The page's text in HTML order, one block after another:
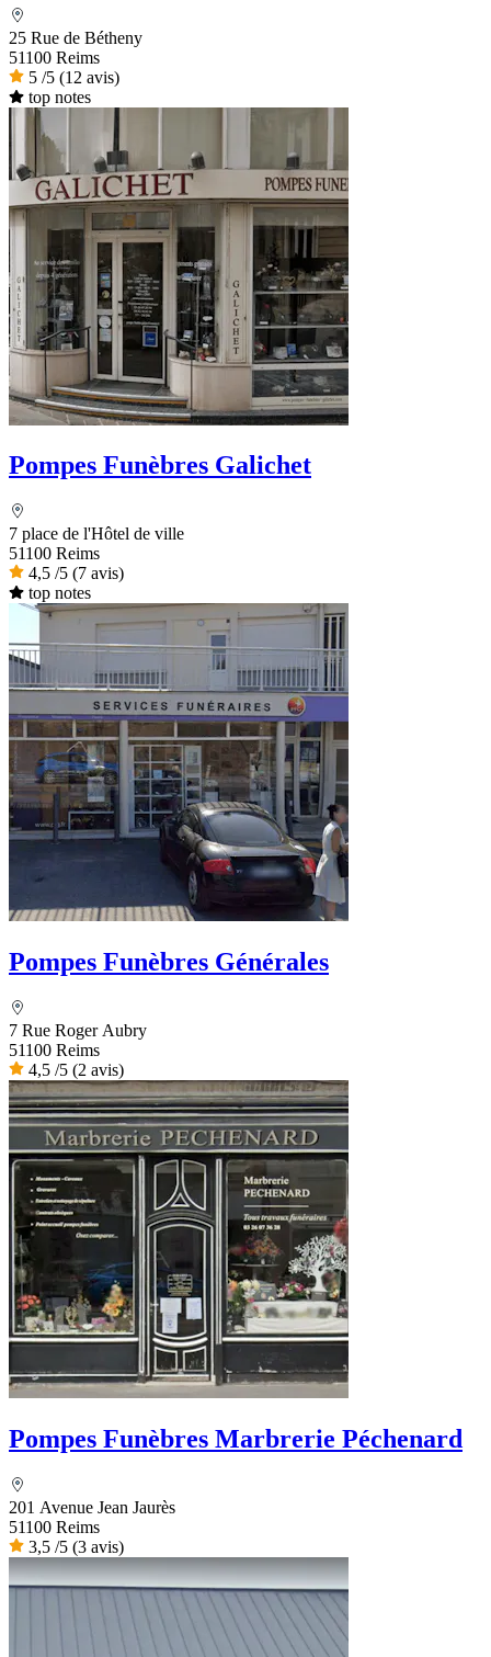
25 Rue de Bétheny
51100 Reims
5 /5 (12 avis)
top notes
Pompes Funèbres Galichet
7 place de l'Hôtel de ville
51100 Reims
4,5 /5 (7 avis)
top notes
Pompes Funèbres Générales
7 Rue Roger Aubry
51100 Reims
4,5 /5 (2 avis)
Pompes Funèbres Marbrerie Péchenard
201 Avenue Jean Jaurès
51100 Reims
3,5 /5 (3 avis)